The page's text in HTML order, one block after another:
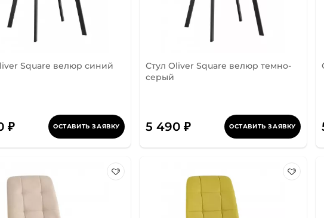
Square велюр синий
₽ ОСТАВИТЬ ЗАЯВКУ
Стул Oliver Square велюр темно-
серый
5 490 ₽ ОСТАВИТЬ ЗАЯВКУ